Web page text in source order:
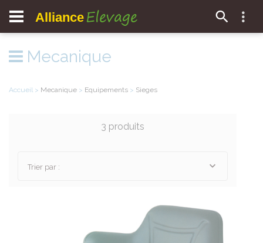
Alliance Elevage
Mecanique
Accueil > Mecanique > Equipements > Sieges
3 produits
Trier par :